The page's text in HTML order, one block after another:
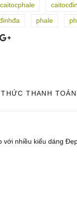
caitocphale
phale
THANH TOÁN
nhiều kiểu dáng